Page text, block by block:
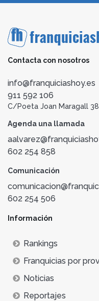
Contacta con nosotros
info@franquiciashoy.es
911 592 106
C/Poeta Joan Maragall
Agenda una llamada
602 254 858
Comunicación
602 254 506
Información
Rankings
Franquicias por
Noticias
Reportajes